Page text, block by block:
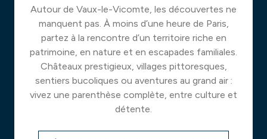
Autour de Vaux-le-Vicomte, les découvertes ne
manquent pas. À moins d’une heure de Paris,
partez à la rencontre d’un territoire riche en
patrimoine, en nature et en escapades familiales.
Châteaux prestigieux, villages pittoresques,
sentiers bucoliques ou aventures au grand air :
vivez une parenthèse complète, entre culture et
détente.